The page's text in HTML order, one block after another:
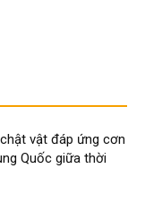
vật đáp ứng cơn
Quốc giữa thời